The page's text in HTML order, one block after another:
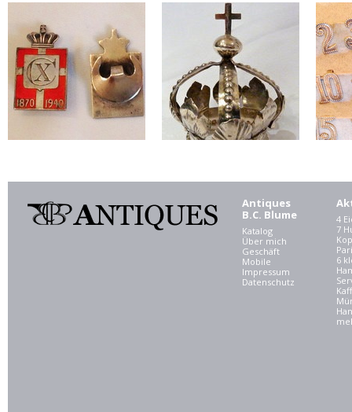
Antiques
B.C. Blume
Katalog
Über mich
Geschäft
Mobile
Impressum
Datenschutz
4
7
6